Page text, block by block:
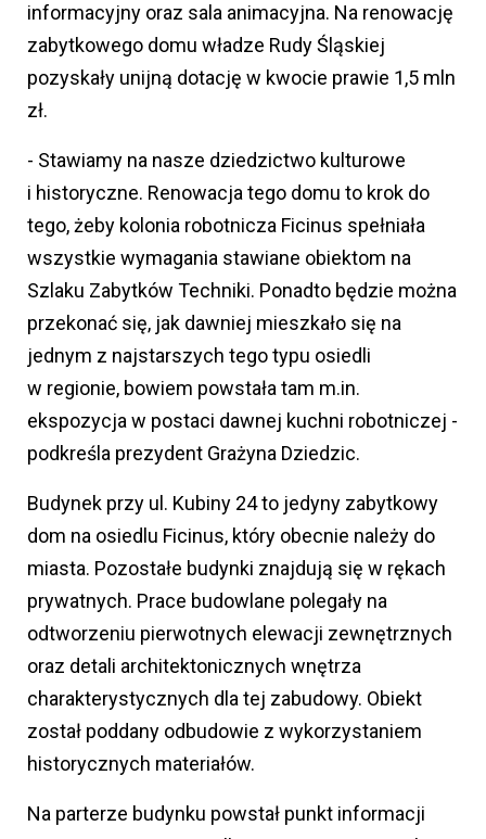
informacyjny oraz sala animacyjna. Na renowację
zabytkowego domu władze Rudy Śląskiej
pozyskały unijną dotację w kwocie prawie 1,5 mln
zł.
- Stawiamy na nasze dziedzictwo kulturowe
i historyczne. Renowacja tego domu to krok do
tego, żeby kolonia robotnicza Ficinus spełniała
wszystkie wymagania stawiane obiektom na
Szlaku Zabytków Techniki. Ponadto będzie można
przekonać się, jak dawniej mieszkało się na
jednym z najstarszych tego typu osiedli
w regionie, bowiem powstała tam m.in.
ekspozycja w postaci dawnej kuchni robotniczej -
podkreśla prezydent Grażyna Dziedzic.
Budynek przy ul. Kubiny 24 to jedyny zabytkowy
dom na osiedlu Ficinus, który obecnie należy do
miasta. Pozostałe budynki znajdują się w rękach
prywatnych. Prace budowlane polegały na
odtworzeniu pierwotnych elewacji zewnętrznych
oraz detali architektonicznych wnętrza
charakterystycznych dla tej zabudowy. Obiekt
został poddany odbudowie z wykorzystaniem
historycznych materiałów.
Na parterze budynku powstał punkt informacji